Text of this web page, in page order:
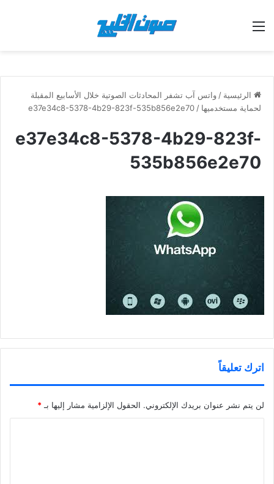
القائمة
الرئيسية /واتس آب تشفر المحادثات الصوتية خلال الأسابيع المقبلة
لحماية مستخدميها /
e37e34c8-5378-4b29-823f-535b856e2e70
e37e34c8-5378-4b29-823f-
535b856e2e70
اترك تعليقاً
لن يتم نشر عنوان بريدك الإلكتروني. الحقول الإلزامية مشار إليها بـ*